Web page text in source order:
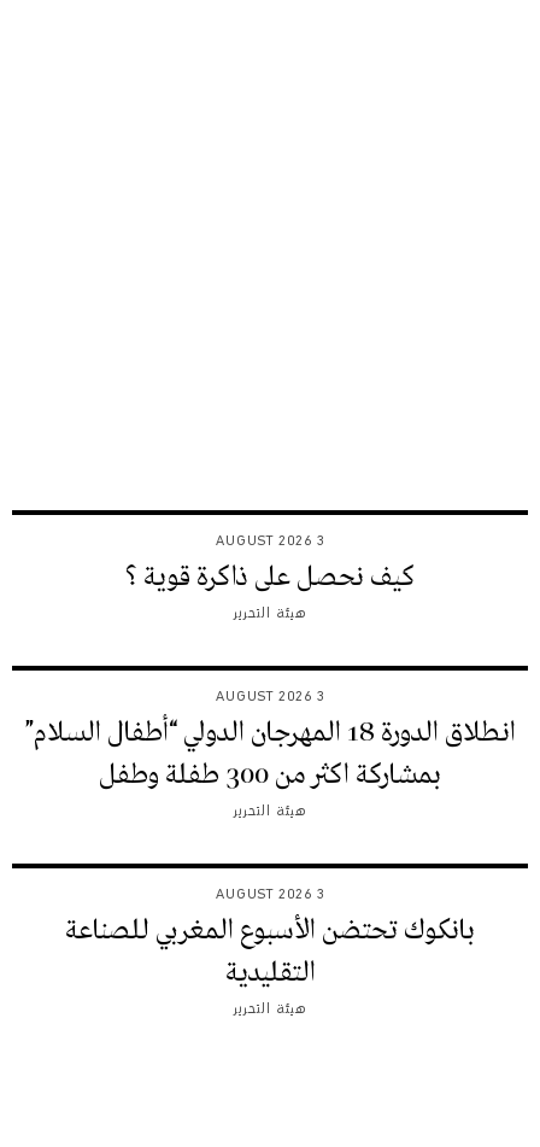
3 AUGUST 2026
كيف نحصل على ذاكرة قوية ؟
هيئة التحرير
3 AUGUST 2026
انطلاق الدورة 18 المهرجان الدولي “أطفال السلام”
بمشاركة اكثر من 300 طفلة وطفل
هيئة التحرير
3 AUGUST 2026
بانكوك تحتضن الأسبوع المغربي للصناعة
التقليدية
هيئة التحرير